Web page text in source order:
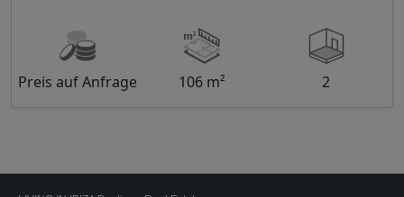
Preis auf Anfrage 106 m² 2